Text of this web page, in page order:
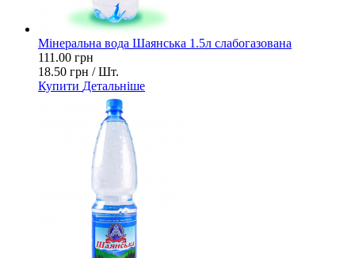
Мінеральна вода Шаянська 1.5л слабогазована
111.00 грн
18.50 грн / Шт.
Купити Детальніше